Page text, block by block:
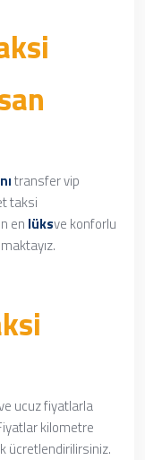
transfer vip
taksi
en lüksve konforlu
ve ucuz fiyatlarla
kilometre
ücretlendirilirsiniz.